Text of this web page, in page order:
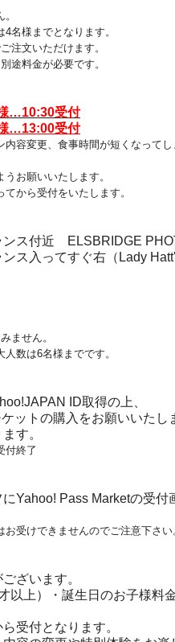
名様までとなります。
注文いただけます。
途料金が必要です。
…10:30受付
…13:00受付
内容変更、食事時間が短くなって
お願いいたします。
から受付をいたします。
ス付近 ELSBRIDGE
ス入ってすぐ右（Lady
ません。
数は6名様までです。
ID取得の上、
ットの購入をお願いいたし
す。
付終了
Yahoo! Pass Marketの受付
受けできませんのでご注意下さい
ざいます。
以上）・誕生日のお子様料
受付となります。